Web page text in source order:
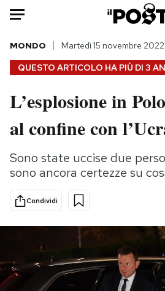
Auto
HOME
Italia
Politica
Tecnologia
Internet
Scienza
Cultura
Economia
Sport
QUESTO ARTICOLO HA PIÙ DI 3
MONDO Martedì 15 novembre 2022
L’esplosione in
al confine con
Sono state uccise due
sono ancora certezze su
Condividi